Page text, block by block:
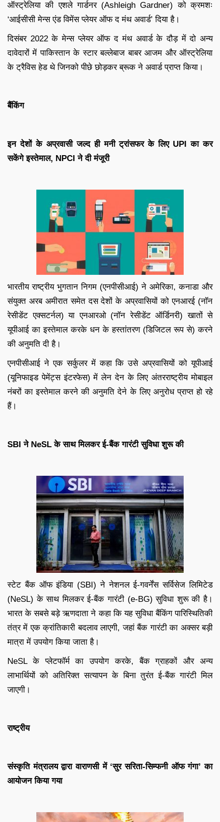
ऑस्ट्रेलिया की एशले गार्डनर (Ashleigh Gardner) को क्रमशः
‘आईसीसी मेन्स एंड विमेंस प्लेयर ऑफ द मंथ अवार्ड’ दिया है।
दिसंबर 2022 के मेन्स प्लेयर ऑफ द मंथ अवार्ड के दौड़ में दो अन्य
दावेदारों में पाकिस्तान के स्टार बल्लेबाज बाबर आजम और ऑस्ट्रेलिया
के ट्रैविस हेड थे जिनको पीछे छोड़कर ब्रूक ने अवार्ड प्राप्त किया।
बैंकिंग
इन देशों के अप्रवासी जल्द ही मनी ट्रांसफर के लिए UPI का कर
सकेंगे इस्तेमाल, NPCI ने दी मंजूरी
भारतीय राष्ट्रीय भुगतान निगम (एनपीसीआई) ने अमेरिका, कनाडा और
संयुक्त अरब अमीरात समेत दस देशों के अप्रवासियों को एनआरई (नॉन
रेसीडेंट एक्सटर्नल) या एनआरओ (नॉन रेसीडेंट ऑर्डिनरी) खातों से
यूपीआई का इस्तेमाल करके धन के हस्तांतरण (डिजिटल रूप से) करने
की अनुमति दी है।
एनपीसीआई ने एक सर्कुलर में कहा कि उसे अप्रवासियों को यूपीआई
(यूनिफाइड पेमेंट्स इंटरफेस) में लेन देन के लिए अंतरराष्ट्रीय मोबाइल
नंबरों का इस्तेमाल करने की अनुमति देने के लिए अनुरोध प्राप्त हो रहे
हैं।
SBI ने NeSL के साथ मिलकर ई-बैंक गारंटी सुविधा शुरू की
स्टेट बैंक ऑफ इंडिया (SBI) ने नेशनल ई-गवर्नेंस सर्विसेज लिमिटेड
(NeSL) के साथ मिलकर ई-बैंक गारंटी (e-BG) सुविधा शुरू की है।
भारत के सबसे बड़े ऋणदाता ने कहा कि यह सुविधा बैंकिंग पारिस्थितिकी
तंत्र में एक क्रांतिकारी बदलाव लाएगी, जहां बैंक गारंटी का अक्सर बड़ी
मात्रा में उपयोग किया जाता है।
NeSL के प्लेटफॉर्म का उपयोग करके, बैंक ग्राहकों और अन्य
लाभार्थियों को अतिरिक्त सत्यापन के बिना तुरंत ई-बैंक गारंटी मिल
जाएगी।
राष्ट्रीय
संस्कृति मंत्रालय द्वारा वाराणसी में ‘सुर सरिता-सिम्फनी ऑफ गंगा’ का
आयोजन किया गया